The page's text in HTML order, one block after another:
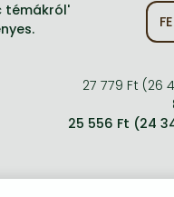
témákról'
27 779 Ft (26
25 556 Ft (24